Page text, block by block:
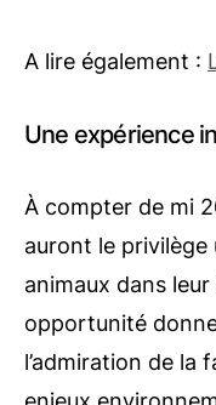
A lire également :
Une expérience
À compter de mi
auront le privilège
animaux dans
opportunité
l’admiration de la